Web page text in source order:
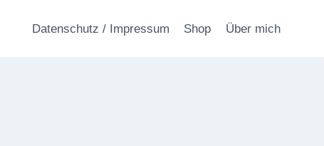
Datenschutz / Impressum Shop Über mich